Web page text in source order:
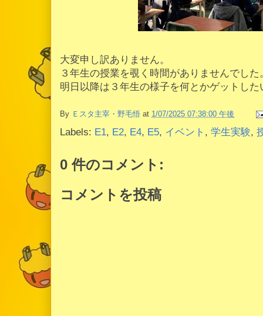
大変申し訳ありません。
３年生の授業を覗く時間がありませんでした
明日以降は３年生の様子を何とかゲットし
By Ｅスタ主宰・野毛悟 at 1/07/2025 07:38:00 午後
Labels: E1, E2, E4, E5, イベント , 学生実験,
0 件のコメント:
コメントを投稿